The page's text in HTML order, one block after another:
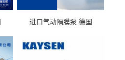
进口气动隔膜泵 德国
输送